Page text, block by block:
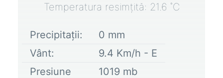
Temperatura resimțită: 21.6 ˚C
Precipitații: 0 mm
Vânt:
9.4 Km/h - E
Presiune
1019 mb